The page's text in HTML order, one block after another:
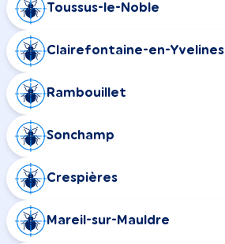
Toussus-le-Noble
Clairefontaine-en-Yvelines
Rambouillet
Sonchamp
Crespières
Mareil-sur-Mauldre